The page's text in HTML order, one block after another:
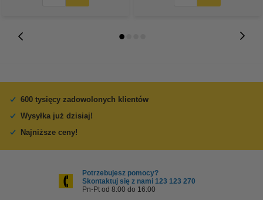
600 tysięcy zadowolonych klientów
Wysyłka już dzisiaj!
Najniższe ceny!
Potrzebujesz pomocy?
Skontaktuj się z nami 123 123 270
Pn-Pt od 8:00 do 16:00